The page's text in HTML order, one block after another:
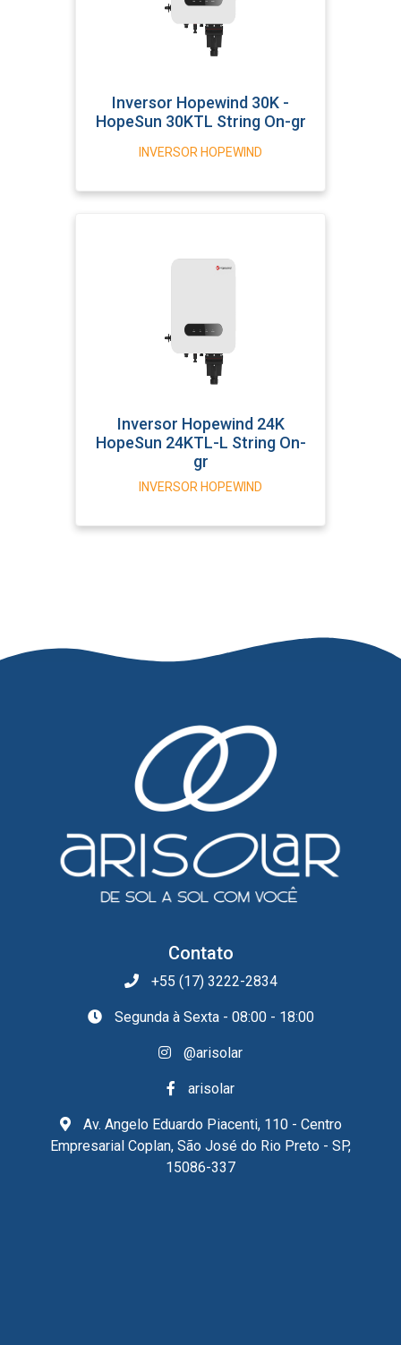
Inversor Hopewind 30K -
HopeSun 30KTL String On-gr
INVERSOR HOPEWIND
Inversor Hopewind 24K
HopeSun 24KTL-L String On-
gr
INVERSOR HOPEWIND
Contato
+55 (17) 3222-2834
Segunda à Sexta - 08:00 - 18:00
@arisolar
arisolar
Av. Angelo Eduardo Piacenti, 110 - Centro
Empresarial Coplan, São José do Rio Preto - SP,
15086-337